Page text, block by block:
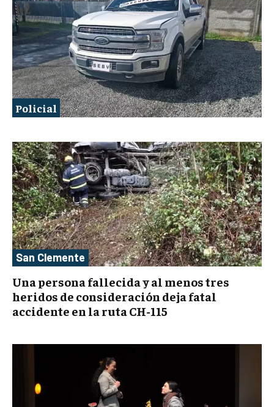
Policial
San Clemente
Una persona fallecida y al menos tres
heridos de consideración deja fatal
accidente en la ruta CH-115